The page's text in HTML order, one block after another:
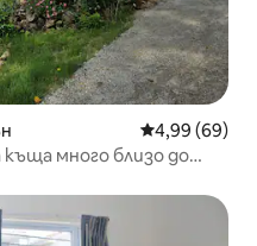
Средна
4,99 (69)
много близо до